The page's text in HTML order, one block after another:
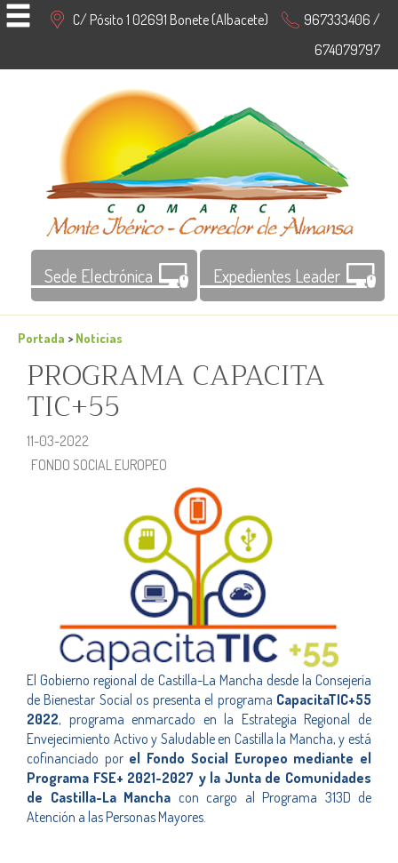
C/ Pósito 1 02691 Bonete (Albacete)
967333406 /
674079797
Sede Electrónica Expedientes Leader
Portada > Noticias
PROGRAMA CAPACITA
TIC+55
11-03-2022
FONDO SOCIAL EUROPEO
El Gobierno regional de Castilla-La Mancha desde la Consejería
de Bienestar Social os presenta el programa CapacitaTIC+55
2022, programa enmarcado en la Estrategia Regional de
Envejecimiento Activo y Saludable en Castilla la Mancha, y está
cofinanciado porel Fondo Social Europeo mediante el
Programa FSE+ 2021-2027 y la Junta de Comunidades
de Castilla-La Mancha con cargo al Programa 313D de
Atención a las Personas Mayores.